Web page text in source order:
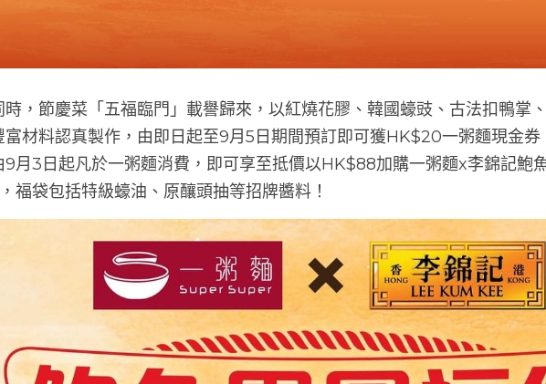
時，節慶菜「五福臨門」載譽歸來，以紅燒花膠、韓國蠔豉、古法扣鴨掌
富材料認真製作，由即日起至9月5日期間預訂即可獲HK$20一粥麵現金券
9月3日起凡於一粥麵消費，即可享至抵價以HK$88加購一粥麵x李錦記鮑
福袋包括特級蠔油、原釀頭抽等招牌醬料！